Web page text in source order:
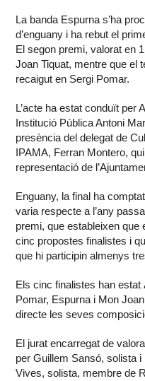
La banda Espurna s’ha
d’enguany i ha rebut el
El segon premi, valorat en
Joan Tiquat, mentre que el
recaigut en Sergi Pomar.
L’acte ha estat conduït per
Institució Pública Antoni
presència del delegat de
IPAMA, Ferran Montero,
representació de
Enguany, la final ha
varia respecte a l’any
premi, que estableixen que
cinc propostes finalistes i
que hi participin almenys
Els cinc finalistes han
Pomar, Espurna i Mon
directe les seves
El jurat encarregat de
per Guillem Sansó, solista
Vives, solista, membre de